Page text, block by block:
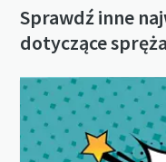
Sprawdź inne
dotyczące